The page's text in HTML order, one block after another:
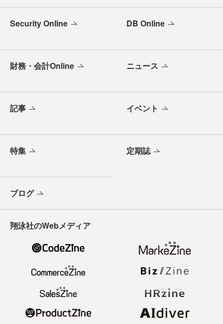
Security Online DB Online
財務・会計Online ニュース
記事 イベント
特集 定期誌
ブログ
翔泳社のWebメディア